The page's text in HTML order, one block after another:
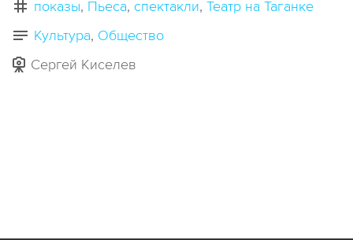
показы Пьеса спектакли Театр на Таганке
Культура Общество
Сергей Киселев